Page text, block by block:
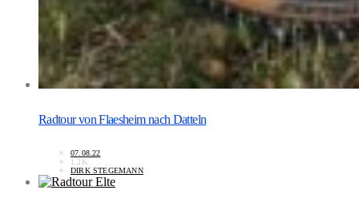
Radtour von Flaesheim nach Datteln
07.08.22
1.2K
DIRK STEGEMANN